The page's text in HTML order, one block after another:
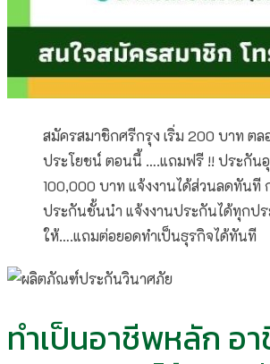
สมัครสมาชิกศรีกรุง เริ่ม 200 บาท ต
ประโยชน์ ตอนนี้ ….แถมฟรี !! ประกัน
100,000 บาท แจ้งงานได้ส่วนลดทันที
ประกันชั้นนำ แจ้งงานประกันได้ทุกปร
ให้….แถมต่อยอดทำเป็นธุรกิจได้ทันที
ทำเป็นอาชีพหลัก อ